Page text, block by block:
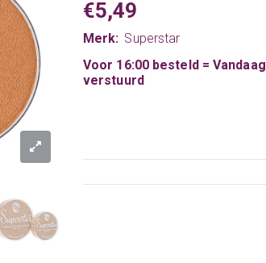
€5,49
Merk: Superstar
Voor 16:00 besteld = Vandaag
verstuurd